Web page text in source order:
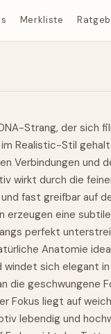
Merkliste
Strang, der sich
Realistic-Stil
Verbindungen und
wirkt durch die
fast greifbar auf
erzeugen eine
perfekt
Anatomie
sich elegant
die geschwungene
Fokus liegt auf
lebendig und